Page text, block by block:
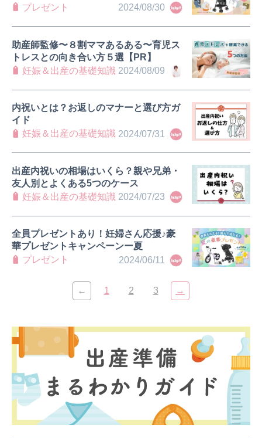
2024/08/30
プレゼント
2024/08/09
助産師監修〜８割ママあるある〜育児ス
トレスとの向き合い方５選【PR】
妊娠＆出産の基礎知識
2024/07/31
内祝いとは？お返しのマナーと選び方ガ
イド
妊娠＆出産の基礎知識
2024/07/23
出産内祝いの相場はいくら？親や兄弟・
友人別とよくある5つのケース
妊娠＆出産の基礎知識
2024/06/11
全員プレゼントあり！妊婦さん応援♪豪
華プレゼントキャンペーンー夏
プレゼント
← 1 2 3 →